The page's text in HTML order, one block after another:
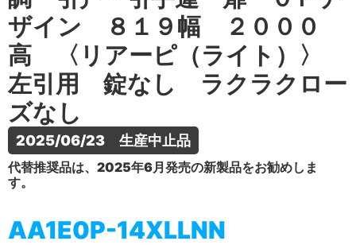
ザイン ８１９幅 ２０００
高 〈リアーピ（ライト）〉
左引用 錠なし ラクラクロー
ズなし
2025/06/23　生産中止品
代替推奨品は、2025年6月発売の新製品をお勧めしま
す。
AA1E0P-14XLLNN